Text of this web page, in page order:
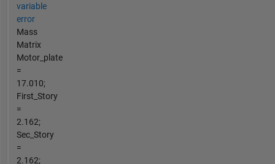
variable
error
Mass
Matrix
Motor_plate
=
17.010;
First_Story
=
2.162;
Sec_Story
=
2.162;